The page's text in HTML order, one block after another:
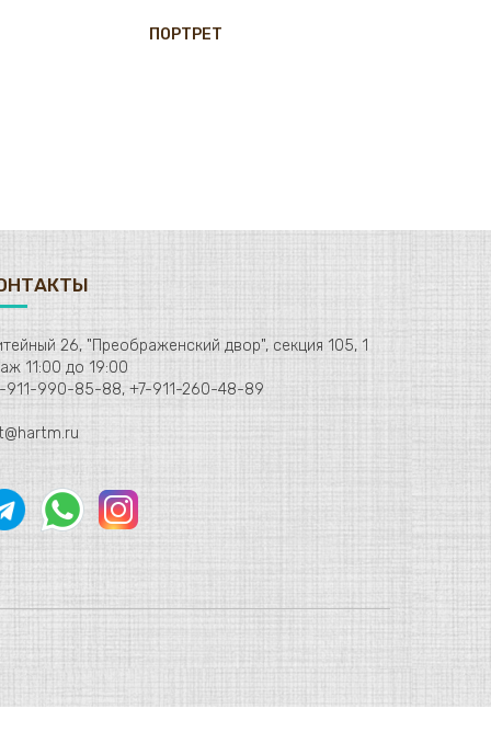
ПОРТРЕТ
26, "Преображенский двор", секция 105, 1
этаж 11:00 до 19:00
911-990-85-88, +7-911-260-48-89